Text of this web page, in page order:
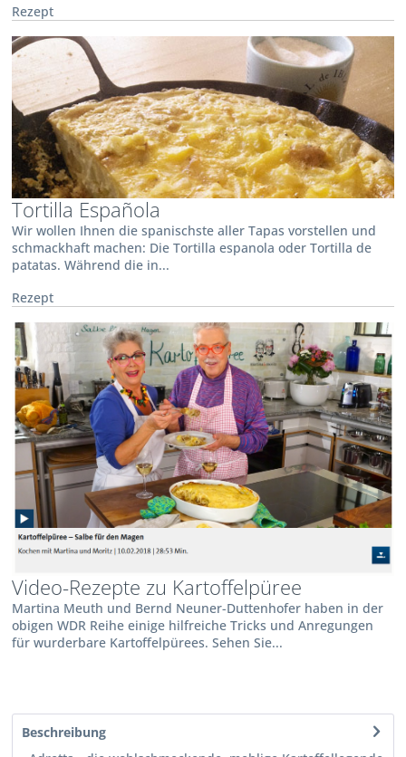
Rezept
Tortilla Española
Wir wollen Ihnen die spanischste aller Tapas vorstellen und
schmackhaft machen: Die Tortilla espanola oder Tortilla de
patatas. Während die in...
Rezept
Video-Rezepte zu Kartoffelpüree
Martina Meuth und Bernd Neuner-Duttenhofer haben in der
obigen WDR Reihe einige hilfreiche Tricks und Anregungen
für wurderbare Kartoffelpürees. Sehen Sie...
Beschreibung